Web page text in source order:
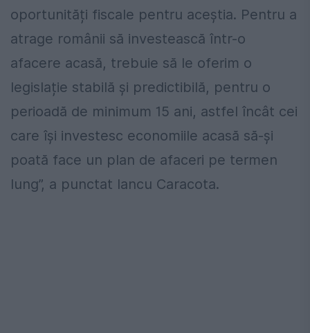
oportunități fiscale pentru aceștia. Pentru a
atrage românii să investească într-o
afacere acasă, trebuie să le oferim o
legislație stabilă şi predictibilă, pentru o
perioadă de minimum 15 ani, astfel încât cei
care îşi investesc economiile acasă să-și
poată face un plan de afaceri pe termen
lung”, a punctat Iancu Caracota.